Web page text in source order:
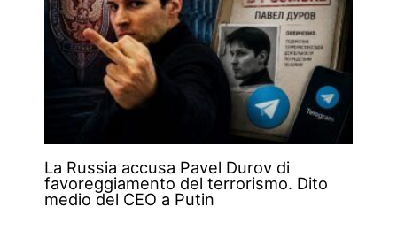
La Russia accusa Pavel Durov di
favoreggiamento del terrorismo. Dito
medio del CEO a Putin